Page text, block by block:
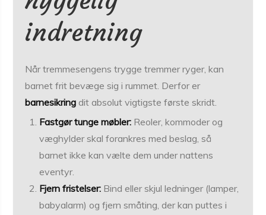
indretning
Når tremmesengens trygge tremmer ryger, kan
barnet frit bevæge sig i rummet. Derfor er
barnesikring dit absolut vigtigste første skridt.
Fastgør tunge møbler: Reoler, kommoder og
væghylder skal forankres med beslag, så
barnet ikke kan vælte dem under nattens
eventyr.
Fjern fristelser: Bind eller skjul ledninger (lamper,
babyalarm) og fjern småting, der kan puttes i